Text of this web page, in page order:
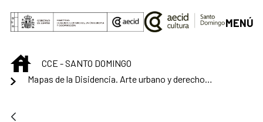
Skip to Main Content
MENÚ
INICIOCCE - SANTO DOMINGO
Mapas de la Disidencia. Arte urbano y derechos culturales en Latinoamérica